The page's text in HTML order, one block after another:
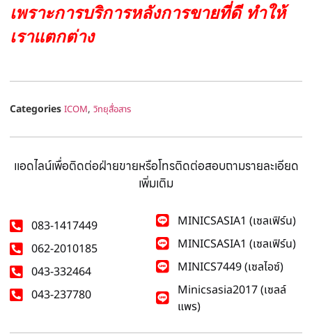
เพราะการบริการหลังการขายที่ดี ทำให้
เราแตกต่าง
Categories ICOM, วิทยุสื่อสาร
แอดไลน์เพื่อติดต่อฝ่ายขายหรือโทรติดต่อสอบถามรายละเอียด
เพิ่มเติม
083-1417449
062-2010185
043-332464
043-237780
MINICSASIA1 (เซลเฟิร์น)
MINICSASIA1 (เซลเฟิร์น)
MINICS7449 (เซลไอซ์)
Minicsasia2017 (เซลล์
แพร)